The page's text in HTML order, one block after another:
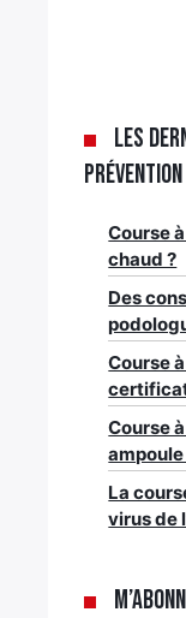
Les
Prévention
Course
chaud ?
Des
Course
Course
ampoule
La
virus de